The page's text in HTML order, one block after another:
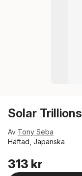
Solar
Av Tony Seba
Häftad, Japanska
313 kr